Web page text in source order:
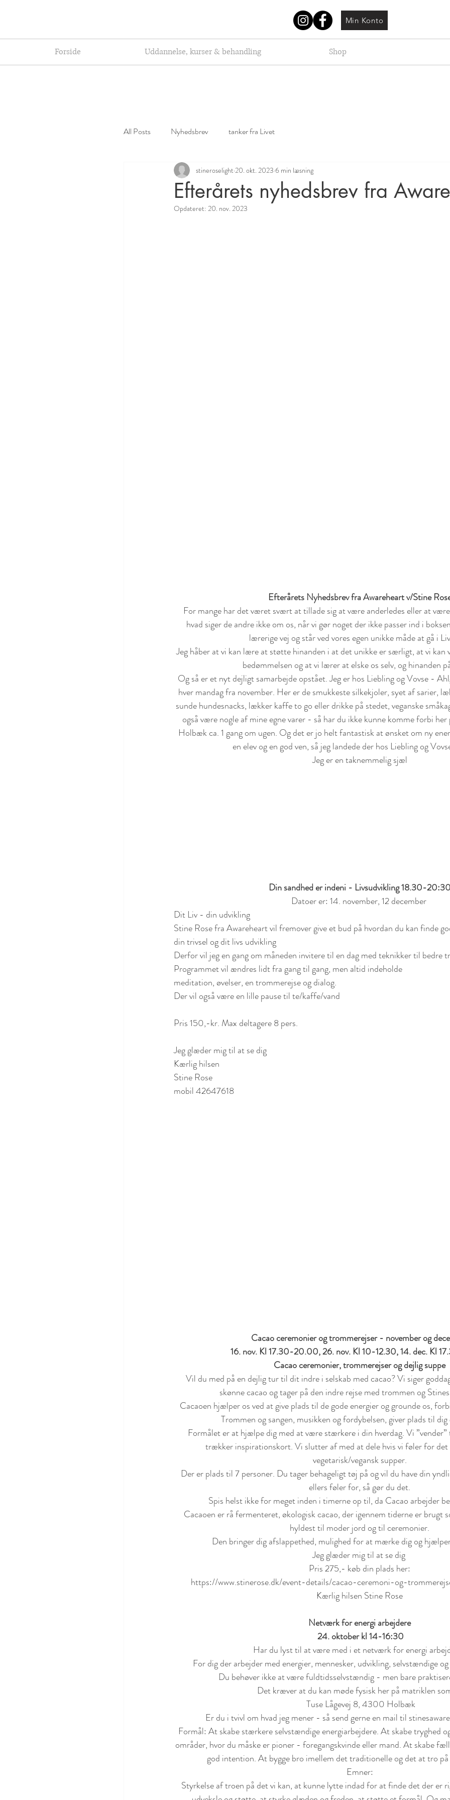
Min Konto
Forside Uddannelse, kurser & behandling Shop
All Posts Nyhedsbrev tanker fra Livet
Efterårets nyhedsbrev fra
stineroselight 20. okt. 2023 6 min læsning
Opdateret: 20. nov. 2023
Efterårets Nyhedsbrev fra Awareheart v/Stine
hvad siger de andre ikke om os, når vi gør noget der ikke passer ind i
lærerige vej og står ved vores egen unikke måde at gå i
Jeg håber at vi kan lære at støtte hinanden i at det unikke er særligt, at vi kan være lige dem vi er uden alt
bedømmelsen og at vi lærer at elske os selv, og hinanden
Og så er et nyt dejligt samarbejde opstået. Jeg er hos Liebling og Vovse -
hver mandag fra november. Her er de smukkeste silkekjoler, syet af sarier,
sunde hundesnacks, lækker kaffe to go eller drikke på stedet, veganske
også være nogle af mine egne varer - så har du ikke kunne komme forbi her
Holbæk ca. 1 gang om ugen. Og det er jo helt fantastisk at ønsket om ny
en elev og en god ven, så jeg landede der hos Liebling og
Jeg er en taknemmelig sjæl
Din sandhed er indeni - Livsudvikling 18.30-20:30
Datoer er: 14. november, 12 december
Dit Liv - din udvikling
Stine Rose fra Awareheart vil fremover give et bud på hvordan du kan finde
din trivsel og dit livs udvikling
Derfor vil jeg en gang om måneden invitere til en dag med teknikker til bedre
Programmet vil ændres lidt fra gang til gang, men altid indeholde
meditation, øvelser, en trommerejse og dialog.
Der vil også være en lille pause til te/kaffe/vand
Pris 150,-kr. Max deltagere 8 pers.
Jeg glæder mig til at se dig
Kærlig hilsen
Stine Rose
mobil 42647618
Cacao ceremonier og trommerejser - november og
16. nov. Kl 17.30-20.00, 26. nov. Kl 10-12.30, 14. dec. Kl
Cacao ceremonier, trommerejser og dejlig suppe
Vil du med på en dejlig tur til dit indre i selskab med cacao? Vi siger
skønne cacao og tager på den indre rejse med trommen og
Cacaoen hjælper os ved at give plads til de gode energier og grounde os,
Trommen og sangen, musikken og fordybelsen, giver plads til
Formålet er at hjælpe dig med at være stærkere i din hverdag. Vi
trækker inspirationskort. Vi slutter af med at dele hvis vi føler for det
vegetarisk/vegansk supper.
Der er plads til 7 personer. Du tager behageligt tøj på og vil du have din
ellers føler for, så gør du det.
Spis helst ikke for meget inden i timerne op til, da Cacao arbejder
Cacaoen er rå fermenteret, økologisk cacao, der igennem tiderne er brugt
hyldest til moder jord og til ceremonier.
Den bringer dig afslappethed, mulighed for at mærke dig og
Jeg glæder mig til at se dig
Pris 275,- køb din plads her:
https://www.stinerose.dk/event-details/cacao-ceremoni-og-
Kærlig hilsen Stine Rose
Netværk for energi arbejdere
24. oktober kl 14-16:30
Har du lyst til at være med i et netværk for energi
For dig der arbejder med energier, mennesker, udvikling, selvstændige
Du behøver ikke at være fuldtidsselvstændig - men bare
Det kræver at du kan møde fysisk her på matriklen
Tuse Lågevej 8, 4300 Holbæk
Er du i tvivl om hvad jeg mener - så send gerne en mail til
Formål: At skabe stærkere selvstændige energiarbejdere. At skabe tryghed
områder, hvor du måske er pioner - foregangskvinde eller mand. At skabe
god intention. At bygge bro imellem det traditionelle og det at tro
Emner: